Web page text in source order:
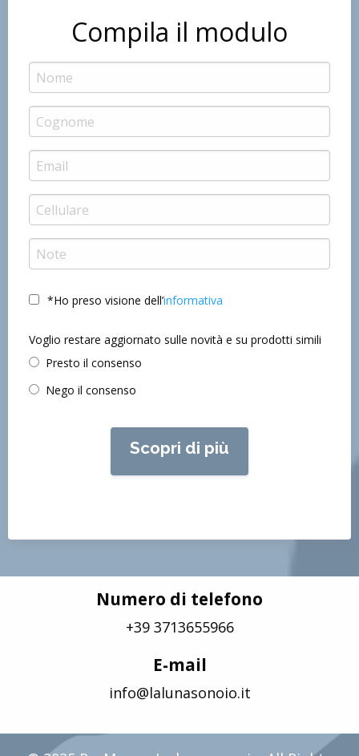
Compila il modulo
*Ho preso visione dell’informativa
Voglio restare aggiornato sulle novità e su prodotti simili
Presto il consenso
Nego il consenso
Scopri di più
Numero di telefono
+39 3713655966
E-mail
info@lalunasonoio.it